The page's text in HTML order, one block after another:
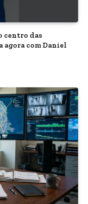
centro das
agora com Daniel